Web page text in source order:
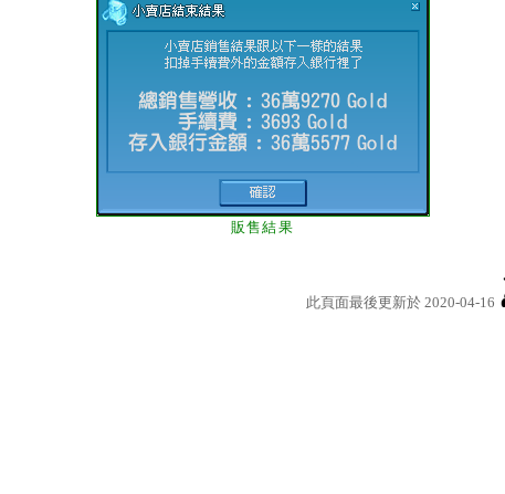
販售結果
此頁面最後更新於 2020-04-16